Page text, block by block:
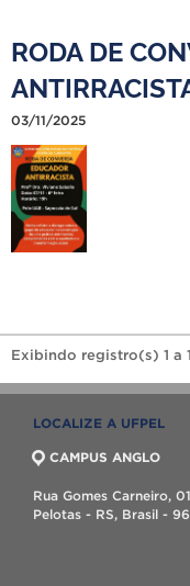
RODA DE
03/11/2025
Exibindo registro(s) 1 a
LOCALIZE A UFPEL
CAMPUS ANGLO
Rua Gomes Carneiro,
Pelotas - RS, Brasil -